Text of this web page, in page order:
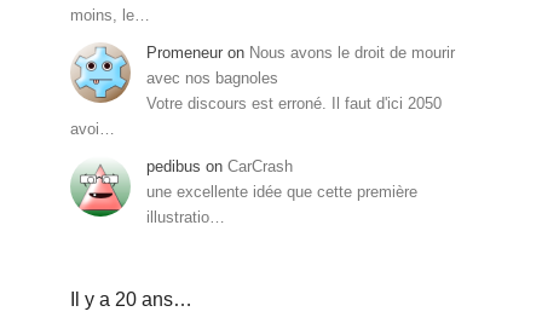
moins, le…
Promeneur on Nous avons le droit de mourir
avec nos bagnoles
Votre discours est erroné. Il faut d'ici 2050
avoi…
pedibus on CarCrash
une excellente idée que cette première
illustratio…
Il y a 20 ans…